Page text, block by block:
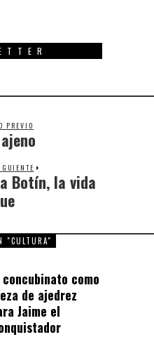
PREVIO
Previous
post:
Botín, la vida
"CULTURA"
concubinato como
de ajedrez
Jaime el